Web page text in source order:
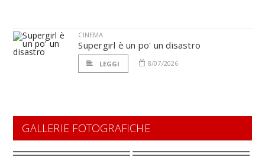
CINEMA
Supergirl è un po' un disastro
LEGGI 8/07/2026
GALLERIE FOTOGRAFICHE